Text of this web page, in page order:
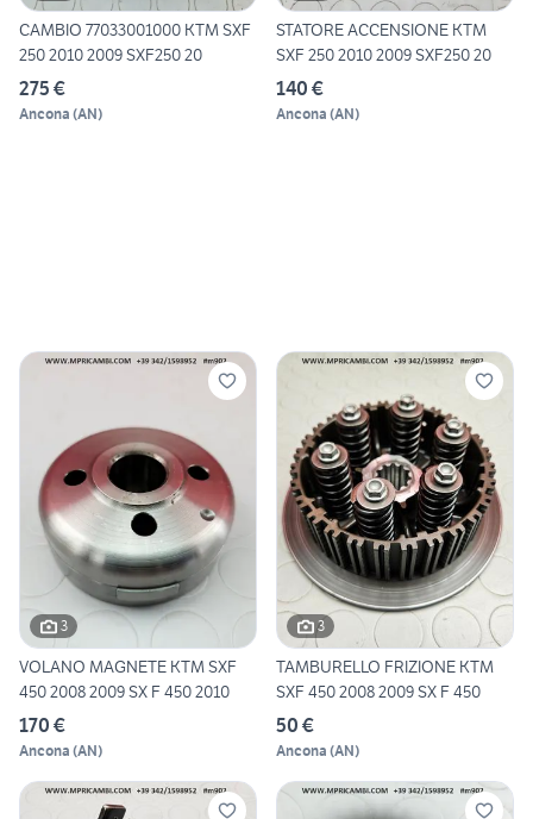
CAMBIO 77033001000 KTM SXF
250 2010 2009 SXF250 20
275 €
Ancona (AN)
STATORE ACCENSIONE KTM
SXF 250 2010 2009 SXF250 20
140 €
Ancona (AN)
3
VOLANO MAGNETE KTM SXF
450 2008 2009 SX F 450 2010
170 €
Ancona (AN)
3
TAMBURELLO FRIZIONE KTM
SXF 450 2008 2009 SX F 450
50 €
Ancona (AN)